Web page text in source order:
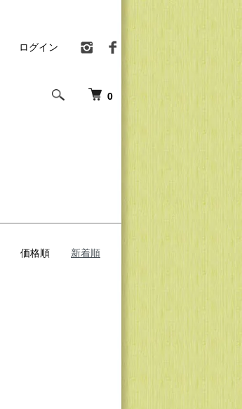
0
ログイン
価格順 新着順